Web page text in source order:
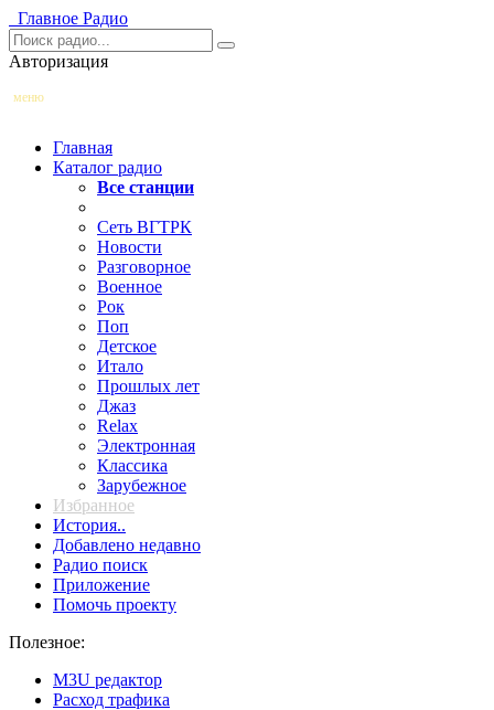
Главное Радио
Авторизация
меню
Главная
Каталог радио
Все станции
Сеть ВГТРК
Новости
Разговорное
Военное
Рок
Поп
Детское
Итало
Прошлых лет
Джаз
Relax
Электронная
Классика
Зарубежное
Избранное
История..
Добавлено недавно
Радио поиск
Приложение
Помочь проекту
Полезное:
M3U редактор
Расход трафика